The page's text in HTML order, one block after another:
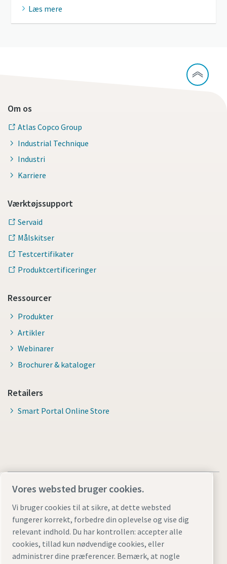
Læs mere
Om os
Atlas Copco Group
Industrial Technique
Industri
Karriere
Værktøjssupport
Servaid
Målskitser
Testcertifikater
Produktcertificeringer
Ressourcer
Produkter
Artikler
Webinarer
Brochurer & kataloger
Retailers
Smart Portal Online Store
Juridiske bemærkninger og bemærkninger om beskyttelse
af personlige oplysninger
Styring af cookies
Tilgængelighed Sitemap
Vores websted bruger cookies.
Vi bruger cookies til at sikre, at dette websted
fungerer korrekt, forbedre din oplevelse og vise dig
relevant indhold. Du har kontrollen: accepter alle
cookies, tillad kun nødvendige cookies, eller
administrer dine præferencer. Bemærk, at nogle